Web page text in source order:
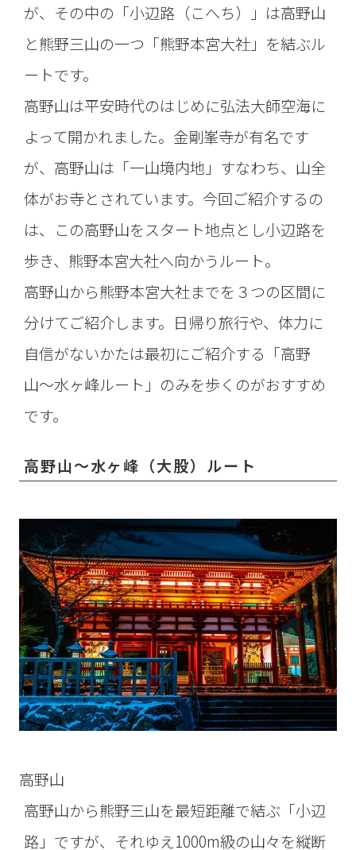
が、その中の「小辺路（こへち）」は高野山
と熊野三山の一つ「熊野本宮大社」を結ぶル
ートです。
高野山は平安時代のはじめに弘法大師空海に
よって開かれました。金剛峯寺が有名です
が、高野山は「一山境内地」すなわち、山全
体がお寺とされています。今回ご紹介するの
は、この高野山をスタート地点とし小辺路を
歩き、熊野本宮大社へ向かうルート。
高野山から熊野本宮大社までを３つの区間に
分けてご紹介します。日帰り旅行や、体力に
自信がないかたは最初にご紹介する「高野
山〜水ヶ峰ルート」のみを歩くのがおすすめ
です。
高野山〜水ヶ峰（大股）ルート
高野山
高野山から熊野三山を最短距離で結ぶ「小辺
路」ですが、それゆえ1000m級の山々を縦断